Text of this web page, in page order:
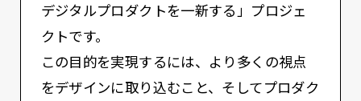
デジタルプロダクトを⼀新する」プロジェ
クトです。
この目的を実現するには、より多くの視点
をデザインに取り込むこと、そしてプロダク